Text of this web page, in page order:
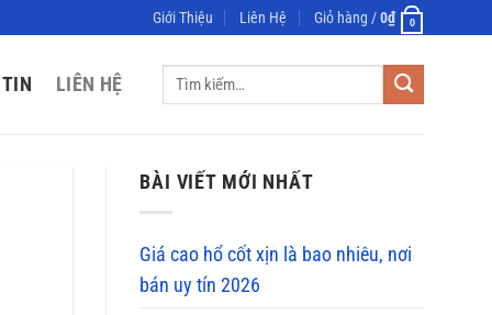
Giới Thiệu Liên Hệ Giỏ hàng /0₫ 0
LIÊN HỆ
Tìm
BÀI VIẾT MỚI NHẤT
Giá cao hổ cốt xịn là bao nhiêu, nơi
bán uy tín 2026